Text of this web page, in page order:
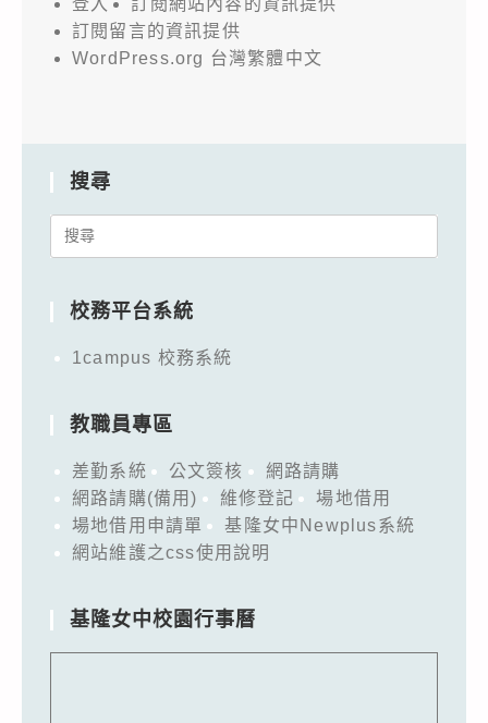
訂閱留言的資訊提供
WordPress.org 台灣繁體中文
搜尋
Search
校務平台系統
1campus 校務系統
教職員專區
差勤系統 公文簽核
網路請購
網路請購(備用)
維修登記
場地借用
場地借用申請單
基隆女中Newplus系統
網站維護之css使用說明
基隆女中校園行事曆